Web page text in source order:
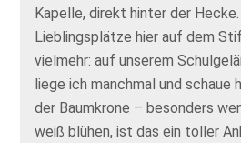
Kapelle, direkt hinter der
Lieblingsplätze hier auf dem
vielmehr: auf unserem
liege ich manchmal und schaue
der Baumkrone – besonders
weiß blühen, ist das ein toller